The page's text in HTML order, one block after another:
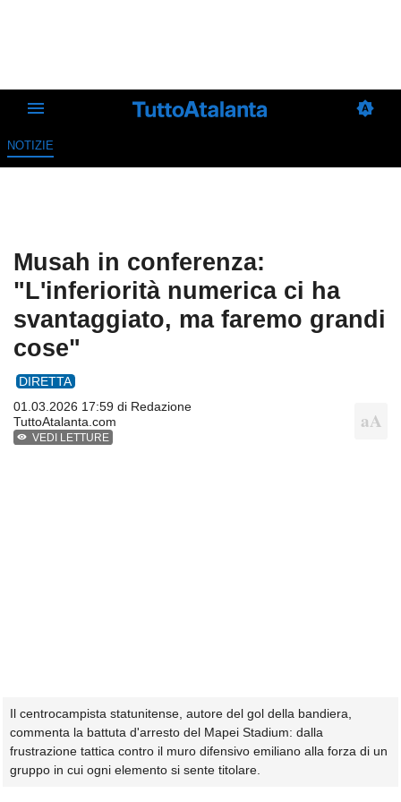
NOTIZIE
Musah in conferenza:
"L'inferiorità numerica ci ha
svantaggiato, ma faremo grandi
cose"
DIRETTA
01.03.2026 17:59 di Redazione
TuttoAtalanta.com
VEDI LETTURE
Il centrocampista statunitense, autore del gol della bandiera,
commenta la battuta d'arresto del Mapei Stadium: dalla
frustrazione tattica contro il muro difensivo emiliano alla forza di un
gruppo in cui ogni elemento si sente titolare.